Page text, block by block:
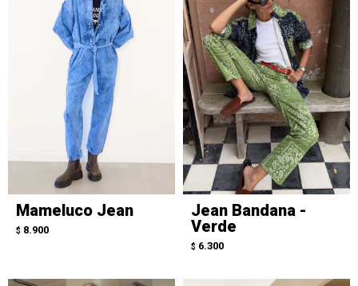
Mameluco Jean
$ 8.900
Jean Bandana -
Verde
$ 6.300